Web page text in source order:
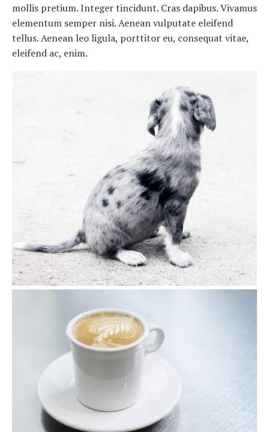
mollis pretium. Integer tincidunt. Cras dapibus. Vivamus
elementum semper nisi. Aenean vulputate eleifend
tellus. Aenean leo ligula, porttitor eu, consequat vitae,
eleifend ac, enim.